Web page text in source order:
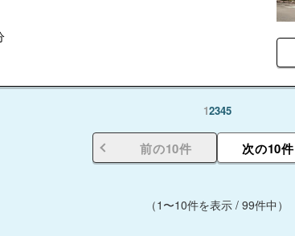
12345
前の10件 次の10件
（1〜10件を表示 / 99件中）